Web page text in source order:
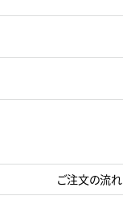
ご注文の流れ